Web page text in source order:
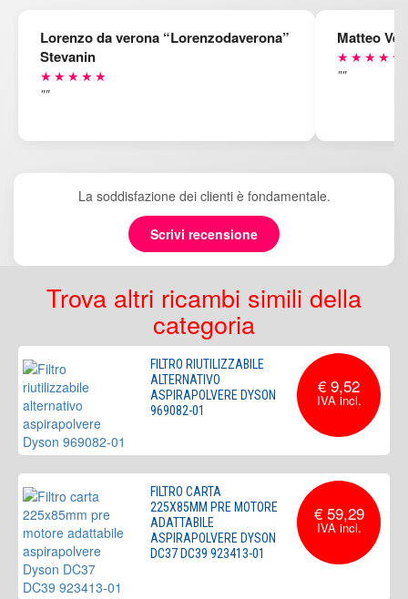
Lorenzo da verona “Lorenzodaverona”
Stevanin
★★★★★
""
Matteo
★★★★★
""
La soddisfazione dei clienti è fondamentale.
Scrivi recensione
Trova altri ricambi simili della
categoria
FILTRO RIUTILIZZABILE
ALTERNATIVO
ASPIRAPOLVERE DYSON
969082-01
€ 9,52
FILTRO CARTA
225X85MM PRE MOTORE
ADATTABILE
ASPIRAPOLVERE DYSON
DC37 DC39 923413-01
€ 59,29